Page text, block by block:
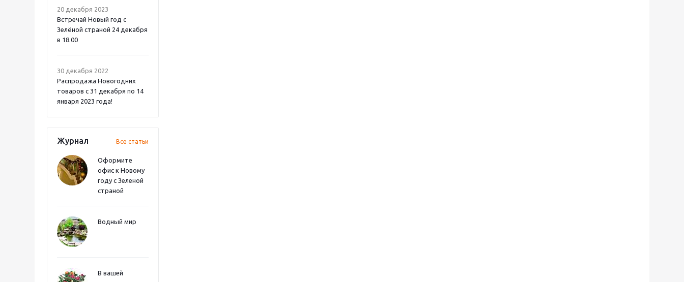
20 декабря 2023
Встречай Новый год с
Зелёной страной 24 декабря
в 18.00
30 декабря 2022
Распродажа Новогодних
товаров с 31 декабря по 14
января 2023 года!
Журнал Все статьи
Оформите
офис к Новому
году с Зеленой
страной
Водный мир
В вашей